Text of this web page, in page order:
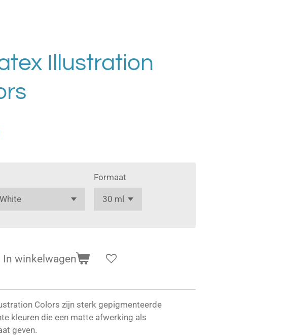
Illustration
Formaat
In winkelwagen
Colors zijn sterk gepigmenteerde
kleuren die een matte afwerking als
geven.